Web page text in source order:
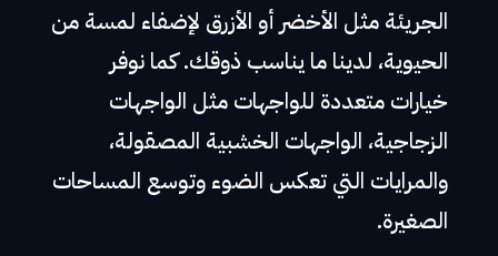
الجريئة مثل الأخضر أو الأزرق لإضفاء لمسة من
الحيوية، لدينا ما يناسب ذوقك. كما نوفر
خيارات متعددة للواجهات مثل الواجهات
الزجاجية، الواجهات الخشبية المصقولة،
والمرايات التي تعكس الضوء وتوسع المساحات
الصغيرة.